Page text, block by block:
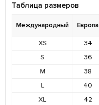
Таблица размеров
Международный Европа
XS
34
S
36
M
38
L
40
XL
42